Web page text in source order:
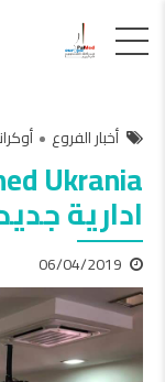
أخبار الفروع
ادارية
06/04/2019